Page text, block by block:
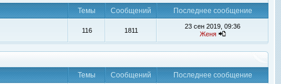
Темы Сообщений
Последнее сообщение
116 1811
23 сен 2019, 09:36
Женя
Темы Сообщений
Последнее сообщение